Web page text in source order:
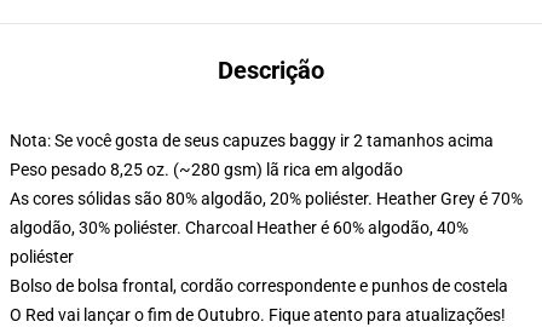
Descrição
Nota: Se você gosta de seus capuzes baggy ir 2 tamanhos acima
Peso pesado 8,25 oz. (~280 gsm) lã rica em algodão
As cores sólidas são 80% algodão, 20% poliéster. Heather Grey é 70%
algodão, 30% poliéster. Charcoal Heather é 60% algodão, 40%
poliéster
Bolso de bolsa frontal, cordão correspondente e punhos de costela
O Red vai lançar o fim de Outubro. Fique atento para atualizações!